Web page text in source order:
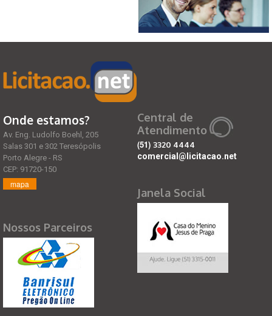
Onde estamos?
Av. Eng. Ludolfo Boehl, 205
Salas 301 e 302 Teresópolis
Porto Alegre - RS
CEP: 91720-150
mapa
Nossos Parceiros
Central de
Atendimento
(51) 3320 4444
comercial@licitacao.net
Janela Social